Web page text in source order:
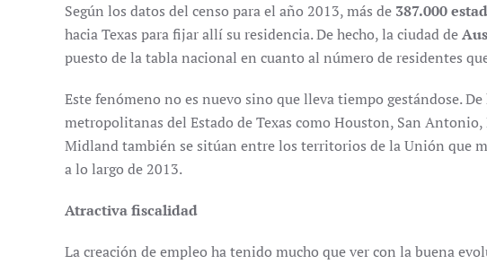
Según los datos del censo para el año 2013, más de 387.000
hacia Texas para fijar allí su residencia. De hecho, la ciudad de
puesto de la tabla nacional en cuanto al número de residentes
Este fenómeno no es nuevo sino que lleva tiempo gestándose. De
metropolitanas del Estado de Texas como Houston, San Antonio,
Midland también se sitúan entre los territorios de la Unión que
a lo largo de 2013.
Atractiva fiscalidad
La creación de empleo ha tenido mucho que ver con la buena